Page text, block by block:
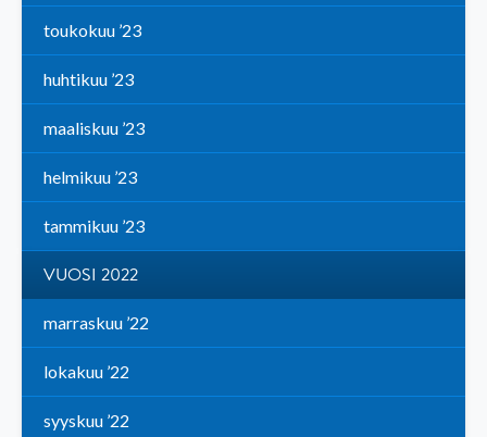
toukokuu ’23
huhtikuu ’23
maaliskuu ’23
helmikuu ’23
tammikuu ’23
VUOSI 2022
marraskuu ’22
lokakuu ’22
syyskuu ’22